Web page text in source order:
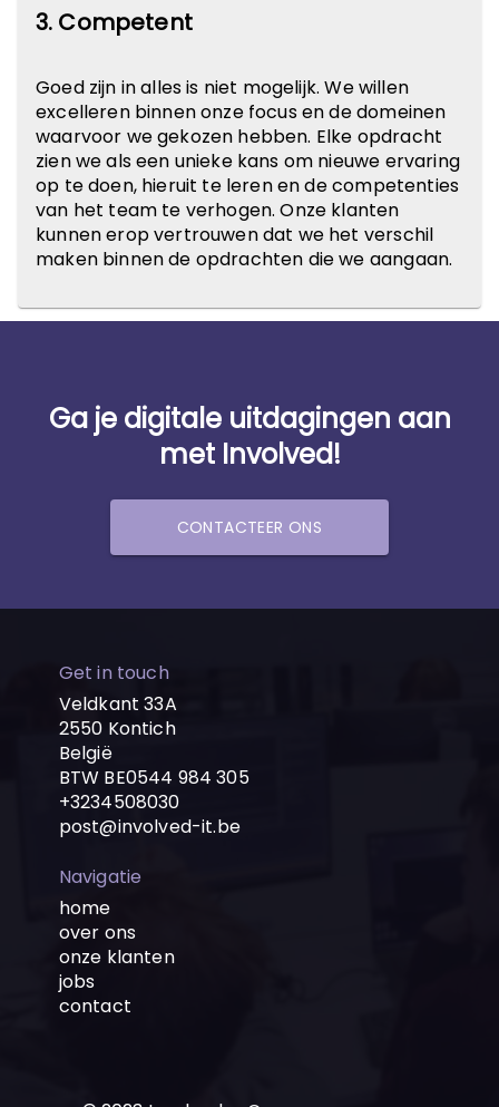
3. Competent
Goed zijn in alles is niet mogelijk. We willen
excelleren binnen onze focus en de domeinen
waarvoor we gekozen hebben. Elke opdracht
zien we als een unieke kans om nieuwe ervaring
op te doen, hieruit te leren en de competenties
van het team te verhogen. Onze klanten
kunnen erop vertrouwen dat we het verschil
maken binnen de opdrachten die we aangaan.
Ga je digitale uitdagingen aan
met Involved!
CONTACTEER ONS
Get in touch
Veldkant 33A
2550 Kontich
België
BTW BE0544 984 305
+3234508030
post@involved-it.be
Navigatie
home
over ons
onze klanten
jobs
contact